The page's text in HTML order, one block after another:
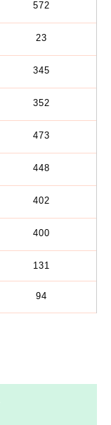
572
23
345
352
473
448
402
400
131
94